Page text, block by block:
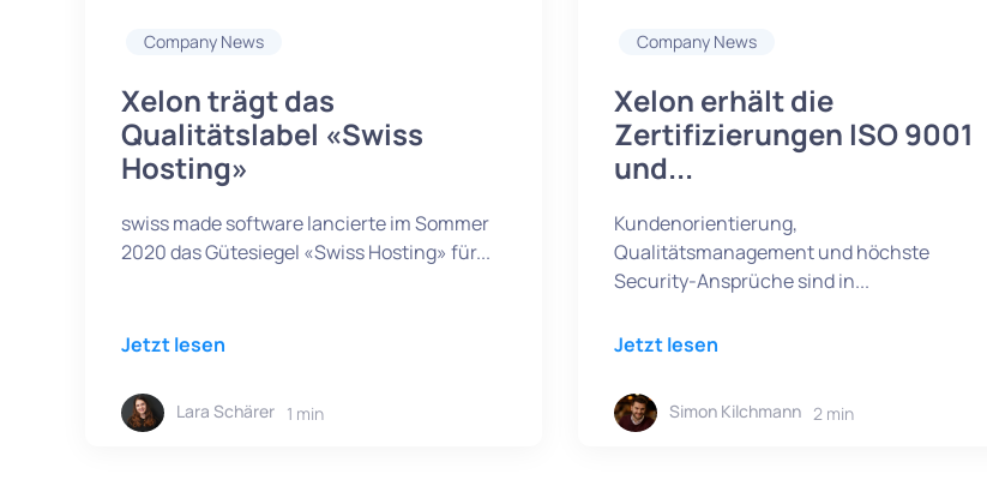
Company News
Xelon trägt das
Qualitätslabel «Swiss
Hosting»
swiss made software lancierte im Sommer
2020 das Gütesiegel «Swiss Hosting» für...
Jetzt lesen
Lara Schärer 1 min
Company News
Xelon erhält die
Zertifizierungen ISO 9001
und...
Kundenorientierung,
Qualitätsmanagement und höchste
Security-Ansprüche sind in...
Jetzt lesen
Simon Kilchmann 2 min